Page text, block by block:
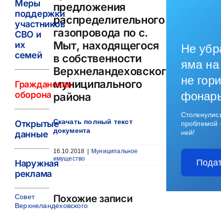
предложения
распределительного
газопровода по с.
Мыт, находящегося
в собственности
Верхнеландеховского
муниципального
района
Скачать полный текст
документа
16.10.2018
Муниципальное
имущество
Похожие записи
Меры
поддержки
участников
СВО и
их
семей
Гражданская
оборона
Открытые
данные
Наружная
реклама
Совет
Верхнеландеховского
Не
яма на
не
ней!